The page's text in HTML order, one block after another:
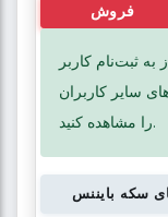
فروش
ثبت‌نام کاربر
سایر کاربران
را مشاهده کنید.